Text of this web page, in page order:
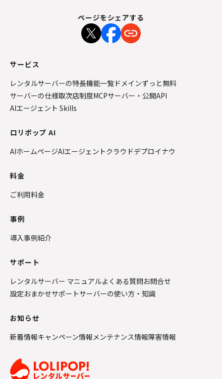
ページをシェアする
サービス
レンタルサーバーの特長機能一覧 ドメインずっと無料
サーバーの仕様取次店制度MCPサーバー・公開API
AIエージェント Skills
ロリポップ AI
AIホームページAIエージェントクラウドデプロイナウ
料金
ご利用料金
事例
導入事例紹介
サポート
レンタルサーバー マニュアルよくある質問お問合せ
設定おまかせサポートサーバーの使い方・知識
お知らせ
新着情報キャンペーン情報メンテナンス情報障害情報